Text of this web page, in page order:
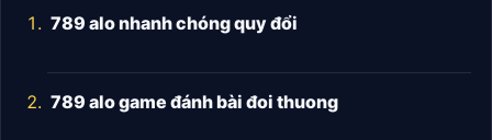
789 alo nhanh chóng quy đổi
789 alo game đánh bài đoi thuong